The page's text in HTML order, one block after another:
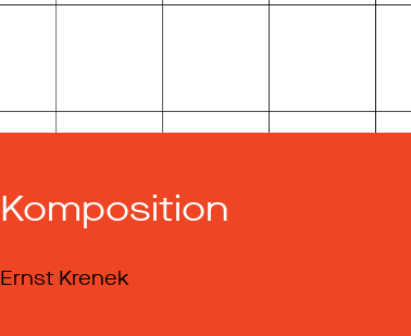
Komposition
Ernst Krenek